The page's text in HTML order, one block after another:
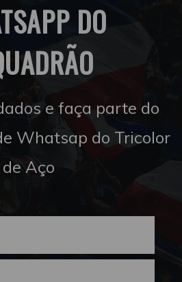
DO
e faça parte do
Whatsap do Tricolor
de Aço